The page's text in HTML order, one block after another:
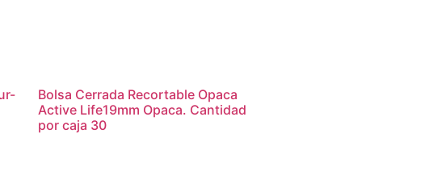
Bolsa Cerrada Recortable Opaca
Active Life19mm Opaca. Cantidad
por caja 30